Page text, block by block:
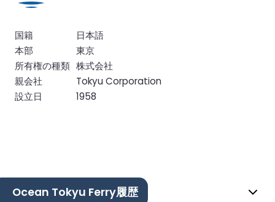
国籍
日本語
本部
東京
所有権の種類 株式会社
親会社
Tokyu Corporation
設立日
1958
Ocean Tokyu Ferry履歴